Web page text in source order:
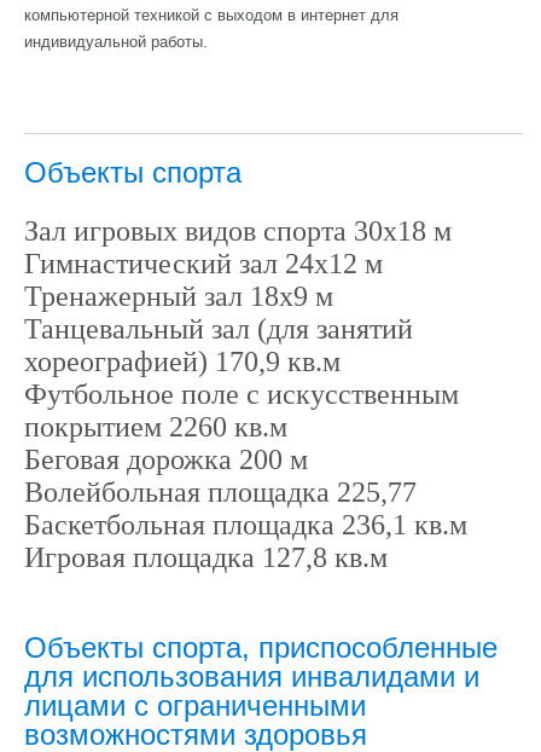
компьютерной техникой с выходом в интернет для
индивидуальной работы.
Объекты спорта
Зал игровых видов спорта 30х18 м
Гимнастический зал 24х12 м
Тренажерный зал 18х9 м
Танцевальный зал (для занятий
хореографией) 170,9 кв.м
Футбольное поле с искусственным
покрытием 2260 кв.м
Беговая дорожка 200 м
Волейбольная площадка 225,77
Баскетбольная площадка 236,1 кв.м
Игровая площадка 127,8 кв.м
Объекты спорта, приспособленные
для использования инвалидами и
лицами с ограниченными
возможностями здоровья